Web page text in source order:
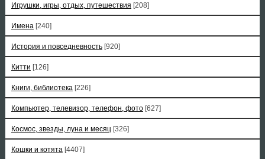
Игрушки, игры, отдых, путешествия [208]
Имена [240]
История и повседневность [920]
Китти [126]
Книги, библиотека [226]
Компьютер, телевизор, телефон, фото [627]
Космос, звезды, луна и месяц [326]
Кошки и котята [4407]